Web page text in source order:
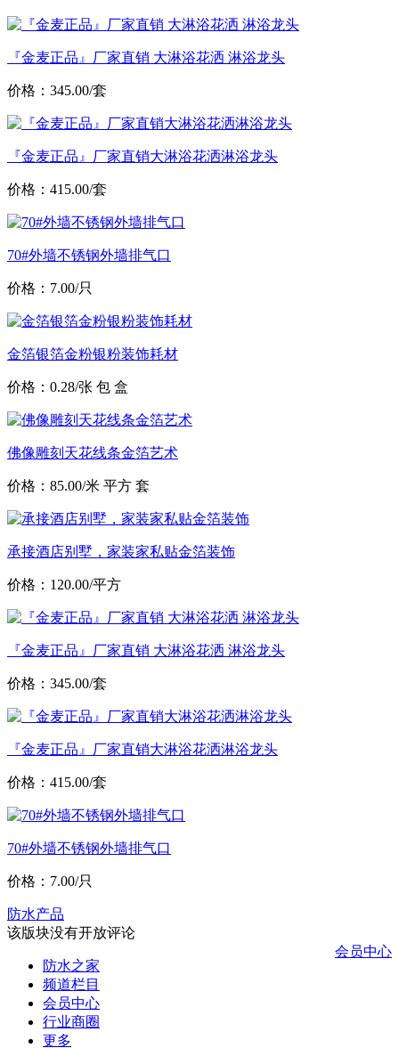
『金麦正品』厂家直销 大淋浴花洒 淋浴龙头
价格：345.00/套
『金麦正品』厂家直销大淋浴花洒淋浴龙头
价格：415.00/套
70#外墙不锈钢外墙排气口
价格：7.00/只
金箔银箔金粉银粉装饰耗材
价格：0.28/张 包 盒
佛像雕刻天花线条金箔艺术
价格：85.00/米 平方 套
承接酒店别墅，家装家私贴金箔装饰
价格：120.00/平方
『金麦正品』厂家直销 大淋浴花洒 淋浴龙头
价格：345.00/套
『金麦正品』厂家直销大淋浴花洒淋浴龙头
价格：415.00/套
70#外墙不锈钢外墙排气口
价格：7.00/只
防水产品
该版块没有开放评论
会员中心
防水之家
频道栏目
会员中心
行业商圈
更多